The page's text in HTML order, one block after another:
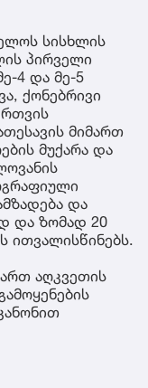
სისხლის
პირველი
4 და მე-5
ქონებრივი
მიმართ
მუქარა და
და
და ზომად 20
ითვალისწინებს.
აღკვეთის